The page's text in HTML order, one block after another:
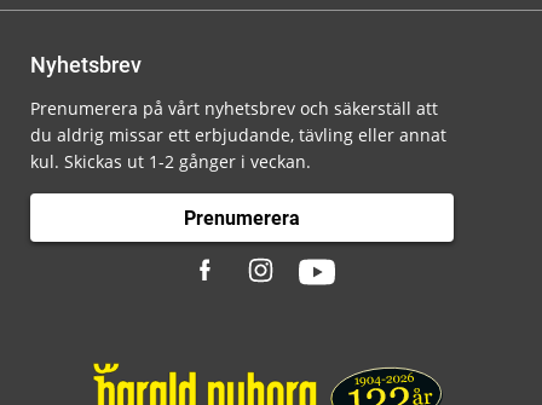
Nyhetsbrev
Prenumerera på vårt nyhetsbrev och säkerställ att
du aldrig missar ett erbjudande, tävling eller annat
kul. Skickas ut 1-2 gånger i veckan.
Prenumerera